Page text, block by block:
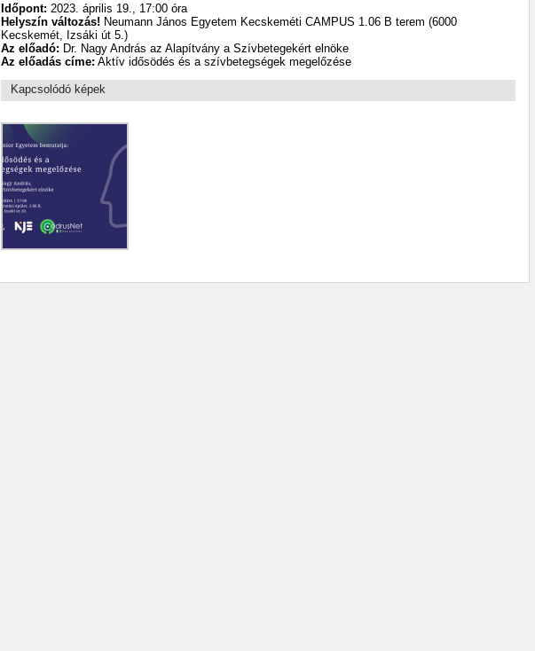
Időpont: 2023. április 19., 17:00 óra
Helyszín változás! Neumann János Egyetem Kecskeméti CAMPUS 1.06 B terem (6000
Kecskemét, Izsáki út 5.)
Az előadó: Dr. Nagy András az Alapítvány a Szívbetegekért elnöke
Az előadás címe: Aktív idősödés és a szívbetegségek megelőzése
Kapcsolódó képek